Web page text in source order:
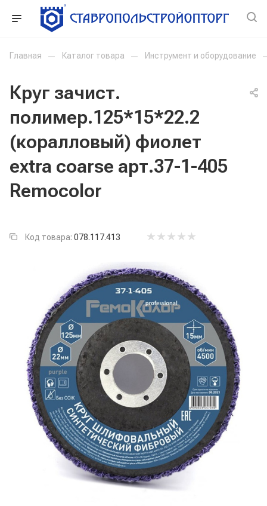
Главная — Каталог товара — Инструмент и оборудование
Круг зачист.
полимер.125*15*22.2
(коралловый) фиолет
extra coarse арт.37-1-405
Remocolor
Код товара: 078.117.413